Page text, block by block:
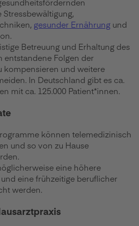
gesunder Ernährung und
Betreuung und Erhaltung des
entstandene Folgen der
kompensieren und weitere
In Deutschland gibt es ca.
mit ca. 125.000 Patient*innen.
können telemedizinisch
und so von zu Hause
eine höhere
eine frühzeitige beruflicher
werden.